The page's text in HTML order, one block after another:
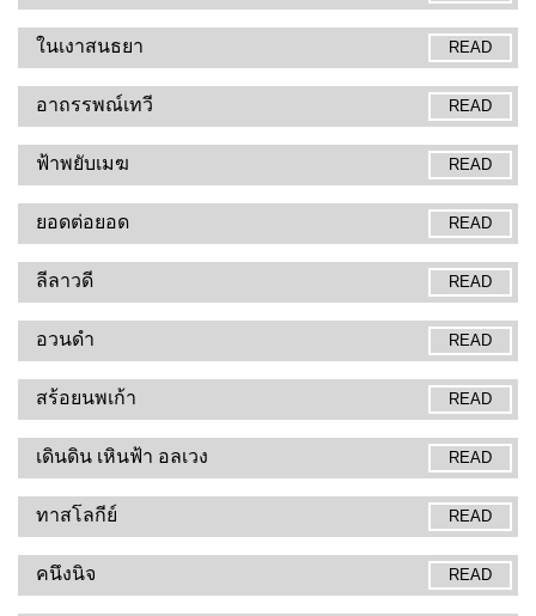
READ
ในเงาสนธยา
READ
อาถรรพณ์เทวี
READ
ฟ้าพยับเมฆ
READ
ยอดต่อยอด
READ
ลีลาวดี
READ
อวนดำ
READ
สร้อยนพเก้า
READ
เดินดิน เหินฟ้า อลเวง
READ
ทาสโลกีย์
READ
คนึงนิจ